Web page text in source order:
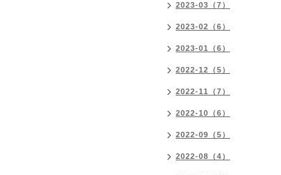
2023-03（7）
2023-02（6）
2023-01（6）
2022-12（5）
2022-11（7）
2022-10（6）
2022-09（5）
2022-08（4）